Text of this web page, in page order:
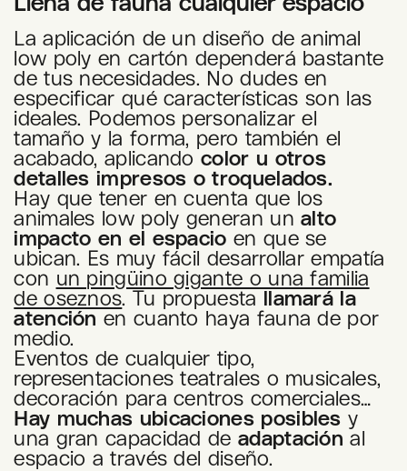
La aplicación de un diseño de animal
low poly en cartón dependerá bastante
de tus necesidades. No dudes en
especificar qué características son las
ideales. Podemos personalizar el
tamaño y la forma, pero también el
acabado, aplicandocolor u otros
detalles impresos o troquelados.
Hay que tener en cuenta que los
animales low poly generan unalto
impacto en el espacioen que se
ubican. Es muy fácil desarrollar empatía
con un pingüino gigante o una familia
de oseznos. Tu propuesta llamará la
atenciónen cuanto haya fauna de por
medio.
Eventos de cualquier tipo,
representaciones teatrales o musicales,
decoración para centros comerciales…
Hay muchas ubicaciones posibles y
una gran capacidad deadaptación al
espacio a través del diseño.